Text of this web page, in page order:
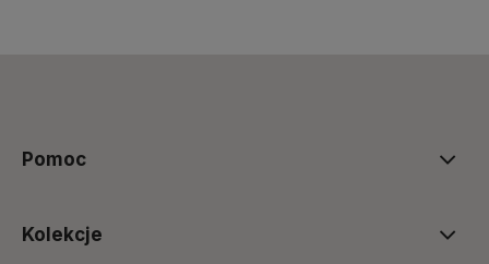
Pomoc
Kolekcje